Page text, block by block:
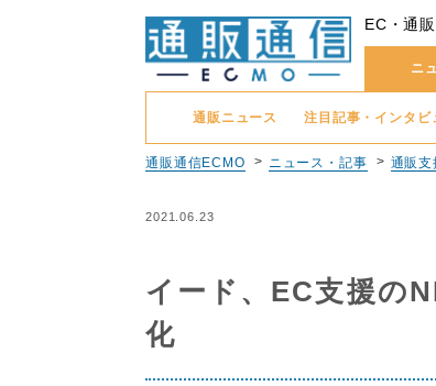
EC・通
ニ
通販ニュース 注目記事・インタビ
通販通信ECMO ニュース・記事 通販支
2021.06.23
イード、EC支援の
化